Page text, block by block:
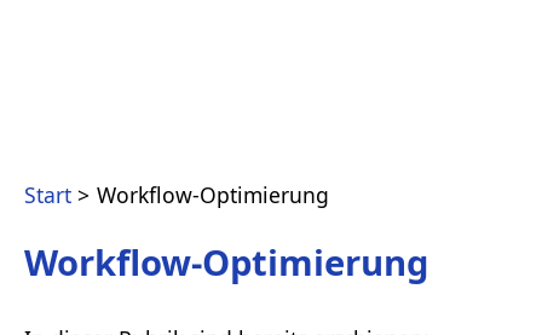
Start Workflow-Optimierung
Workflow-Optimierung